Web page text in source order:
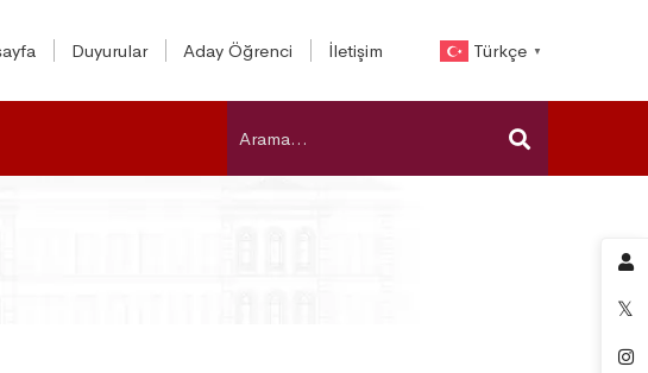
Duyurular Aday Öğrenci İletişim Türkçe ▼